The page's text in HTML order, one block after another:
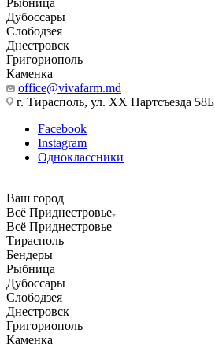
Рыбница
Дубоссары
Слободзея
Днестровск
Григориополь
Каменка
office@vivafarm.md
г. Тирасполь, ул. ХХ Партсъезда 58Б
Facebook
Instagram
Одноклассники
Ваш город
Всё Приднестровье
Всё Приднестровье
Тирасполь
Бендеры
Рыбница
Дубоссары
Слободзея
Днестровск
Григориополь
Каменка